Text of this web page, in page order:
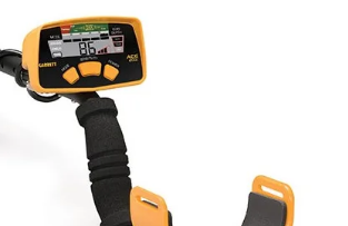
Fundtasker